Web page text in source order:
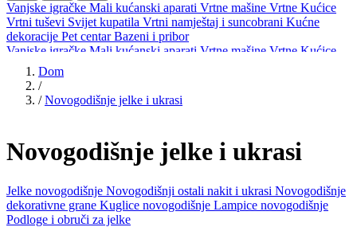
Vanjske igračke Mali kućanski aparati Vrtne mašine Vrtne Kućice
Vrtni tuševi Svijet kupatila Vrtni namještaj i suncobrani Kućne
dekoracije Pet centarBazeni i pribor
Vanjske igračke Mali kućanski aparati Vrtne mašine Vrtne Kućice
Vrtni tuševi
dekoracijePet centar
Dom
/
/ Novogodišnje jelke i ukrasi
Novogodišnje jelke i ukrasi
Jelke novogodišnje Novogodišnji ostali nakit i ukrasi Novogodišnje
dekorativne grane Kuglice novogodišnje Lampice novogodišnje
Podloge i obruči za jelke